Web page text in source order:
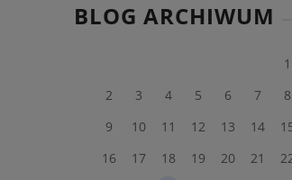
BLOG ARCHIWUM
1
2
3 4 5 6 7
8
9
10 11 12 13 14
16
17 18 19 20 21